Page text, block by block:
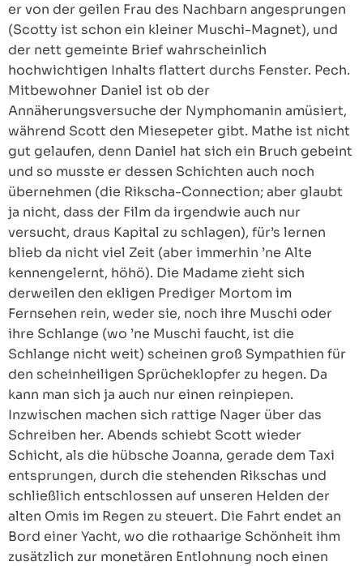
er von der geilen Frau des Nachbarn angesprungen
(Scotty ist schon ein kleiner Muschi-Magnet), und
der nett gemeinte Brief wahrscheinlich
hochwichtigen Inhalts flattert durchs Fenster. Pech.
Mitbewohner Daniel ist ob der
Annäherungsversuche der Nymphomanin amüsiert,
während Scott den Miesepeter gibt. Mathe ist nicht
gut gelaufen, denn Daniel hat sich ein Bruch gebeint
und so musste er dessen Schichten auch noch
übernehmen (die Rikscha-Connection; aber glaubt
ja nicht, dass der Film da irgendwie auch nur
versucht, draus Kapital zu schlagen), für’s lernen
blieb da nicht viel Zeit (aber immerhin ’ne Alte
kennengelernt, höhö). Die Madame zieht sich
derweilen den ekligen Prediger Mortom im
Fernsehen rein, weder sie, noch ihre Muschi oder
ihre Schlange (wo ’ne Muschi faucht, ist die
Schlange nicht weit) scheinen groß Sympathien für
den scheinheiligen Sprücheklopfer zu hegen. Da
kann man sich ja auch nur einen reinpiepen.
Inzwischen machen sich rattige Nager über das
Schreiben her. Abends schiebt Scott wieder
Schicht, als die hübsche Joanna, gerade dem Taxi
entsprungen, durch die stehenden Rikschas und
schließlich entschlossen auf unseren Helden der
alten Omis im Regen zu steuert. Die Fahrt endet an
Bord einer Yacht, wo die rothaarige Schönheit ihm
zusätzlich zur monetären Entlohnung noch einen